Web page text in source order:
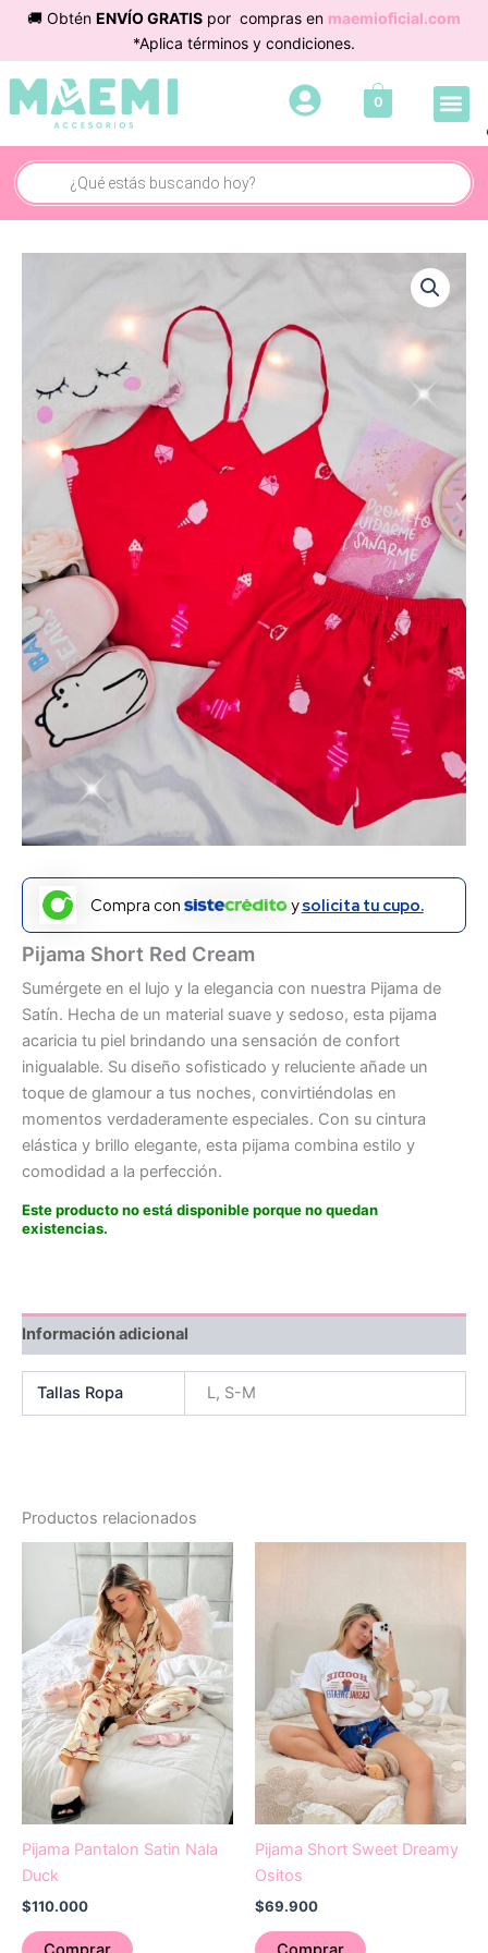
contenido
🚚 Obtén ENVÍO GRATIS por compras en maemioficial.com
*Aplica términos y condiciones.
0
Búsqueda
de
productos
Compra con ysolicita tu cupo.
Pijama Short Red Cream
Sumérgete en el lujo y la elegancia con nuestra Pijama de
Satín. Hecha de un material suave y sedoso, esta pijama
acaricia tu piel brindando una sensación de confort
inigualable. Su diseño sofisticado y reluciente añade un
toque de glamour a tus noches, convirtiéndolas en
momentos verdaderamente especiales. Con su cintura
elástica y brillo elegante, esta pijama combina estilo y
comodidad a la perfección.
Este producto no está disponible porque no quedan
existencias.
Información adicional
Tallas Ropa L, S-M
Productos relacionados
Pijama Pantalon Satin Nala
Duck
$110.000
Este
producto
tiene
múltiples
variantes.
Las
opciones
se
pueden
la
Pijama Short Sweet Dreamy
Ositos
$69.900
tiene
múltiples
variantes.
Las
opciones
se
pueden
elegir
en
la